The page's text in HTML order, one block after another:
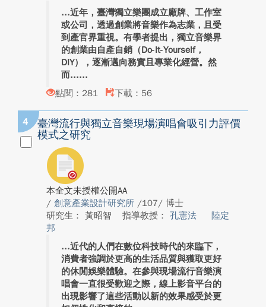
近年，臺灣獨立樂團成立廠牌、工作室
或公司，透過創業將音樂作為志業，且受
到產官界重視。有學者提出，獨立音樂界
的創業由自產自銷（Do-It-Yourself，
DIY），逐漸邁向務實且專業化經營。然
而...
點閱：281
下載：56
4
臺灣流行與獨立音樂現場演唱會吸引力評價
模式之研究
本全文未授權公開AA
/ 創意產業設計研究所 /107/ 博士
研究生： 黃昭智
指導教授： 孔憲法
陸定
邦
近代的人們在數位科技時代的來臨下，
消費者強調於更高的生活品質與獲取更好
的休閒娛樂體驗。在參與現場流行音樂演
唱會一直很受歡迎之際，線上影音平台的
出現影響了這些活動以新的效果感受於更